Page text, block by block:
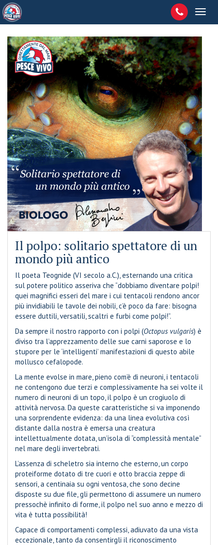
Il polpo: solitario spettatore di un
mondo più antico
Il poeta Teognide (VI secolo a.C.), esternando una critica
sul potere politico asseriva che “dobbiamo diventare polpi!
quei magnifici esseri del mare i cui tentacoli rendono ancor
più invidiabili le tavole dei nobili, c’è poco da fare: bisogna
essere duttili, versatili, scaltri e furbi come polpi!”.
Da sempre il nostro rapporto con i polpi (Octopus vulgaris) è
diviso tra l’apprezzamento delle sue carni saporose e lo
stupore per le ‘intelligenti’ manifestazioni di questo abile
mollusco cefalopode.
La mente evolse in mare, pieno com’è di neuroni, i tentacoli
ne contengono due terzi e complessivamente ha sei volte il
numero di neuroni di un topo, il polpo è un crogiuolo di
attività nervosa. Da queste caratteristiche si va imponendo
una sorprendente evidenza: da una linea evolutiva così
distante dalla nostra è emersa una creatura
intellettualmente dotata, un’isola di “complessità mentale”
nel mare degli invertebrati.
L’assenza di scheletro sia interno che esterno, un corpo
proteiforme dotato di tre cuori e otto braccia zeppe di
sensori, a centinaia su ogni ventosa, che sono decine
disposte su due file, gli permettono di assumere un numero
pressochè infinito di forme, il polpo nel suo anno e mezzo di
vita è tutta possibilità!
Capace di comportamenti complessi, adiuvato da una vista
eccezionale, tanto da consentirgli il riconoscimento